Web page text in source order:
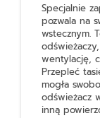
Specjalnie
pozwala na
wstecznym.
wentylację,
Przepleć
mogła
odświeżacz
inną